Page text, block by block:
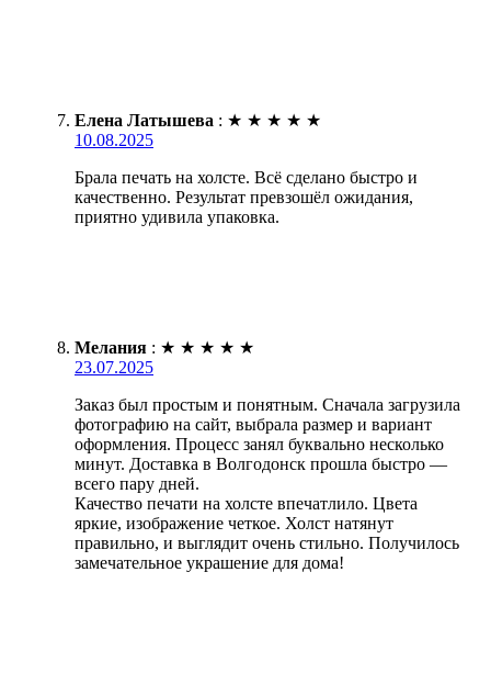
Елена Латышева : ★ ★ ★ ★ ★
10.08.2025
Брала печать на холсте. Всё сделано быстро и
качественно. Результат превзошёл ожидания,
приятно удивила упаковка.
Мелания : ★ ★ ★ ★ ★
23.07.2025
Заказ был простым и понятным. Сначала загрузила
фотографию на сайт, выбрала размер и вариант
оформления. Процесс занял буквально несколько
минут. Доставка в Волгодонск прошла быстро —
всего пару дней.
Качество печати на холсте впечатлило. Цвета
яркие, изображение четкое. Холст натянут
правильно, и выглядит очень стильно. Получилось
замечательное украшение для дома!